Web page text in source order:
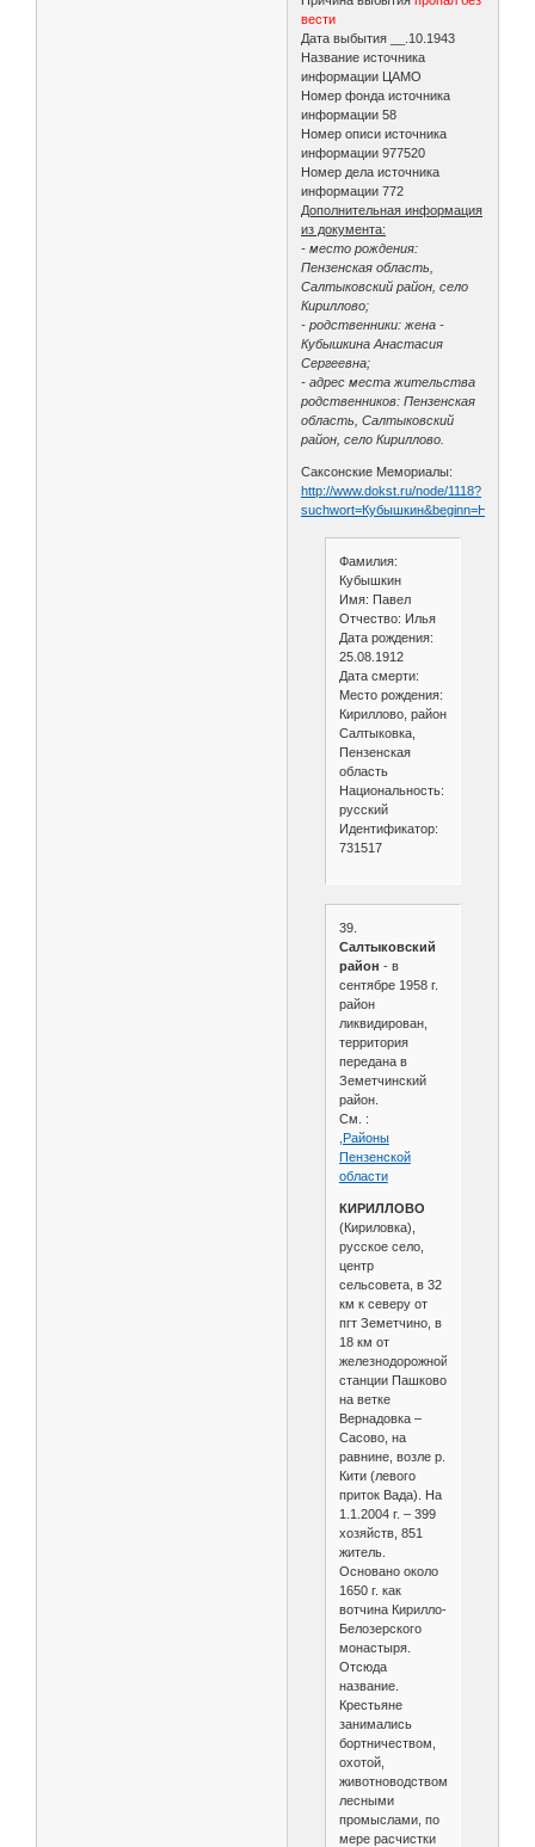
вести
Дата выбытия __.10.1943
Название источника
информации ЦАМО
Номер фонда источника
информации 58
Номер описи источника
информации 977520
Номер дела источника
информации 772
Дополнительная информация
из документа:
- место рождения:
Пензенская область,
Салтыковский район, село
Кириллово;
- родственники: жена -
Кубышкина Анастасия
Сергеевна;
- адрес места жительства
родственников: Пензенская
область, Салтыковский
район, село Кириллово.
Саксонские Мемориалы:
http://www.dokst.ru/node/1118?
Фамилия:
Кубышкин
Имя: Павел
Отчество: Илья
Дата рождения:
25.08.1912
Дата смерти:
Место рождения:
Кириллово, район
Салтыковка,
Пензенская
область
Национальность:
русский
Идентификатор:
731517
39.
Салтыковский
район - в
сентябре 1958 г.
район
ликвидирован,
территория
передана в
Земетчинский
район.
См. :
,Районы
Пензенской
области
КИРИЛЛОВО
(Кириловка),
русское село,
центр
сельсовета, в 32
км к северу от
пгт Земетчино, в
18 км от
железнодорожной
станции Пашково
на ветке
Вернадовка –
Сасово, на
равнине, возле р.
Кити (левого
приток Вада). На
1.1.2004 г. – 399
хозяйств, 851
житель.
Основано около
1650 г. как
вотчина Кирилло-
Белозерского
монастыря.
Отсюда
название.
Крестьяне
занимались
бортничеством,
охотой,
животноводством,
лесными
промыслами, по
мере расчистки